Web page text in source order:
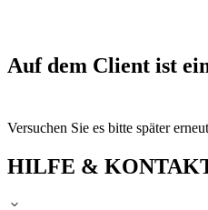
Auf dem Client ist
Versuchen Sie es bitte später
HILFE &